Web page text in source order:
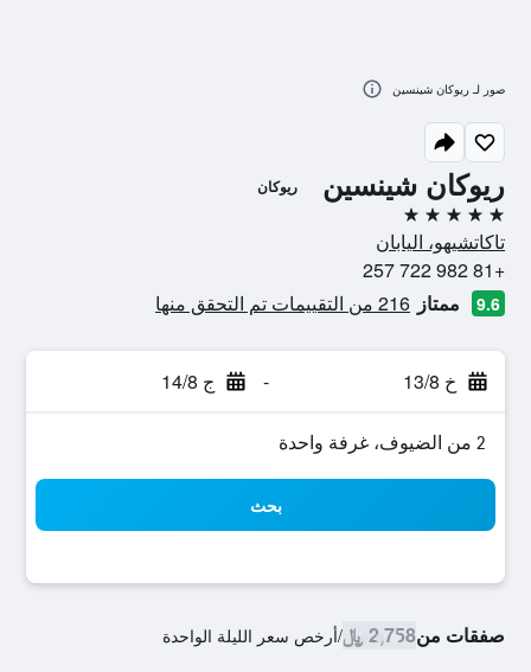
ريوكان شينسين ريوكان
5 نجوم
تاكاتشيهو، اليابان
+81 982 722 257
9.6 ممتاز 216 من التقييمات تم التحقق منها
خ 13/8 - ج 14/8
2 من الضيوف، غرفة واحدة
بحث
صفقات من2,758 ﷼ /أرخص سعر الليلة الواحدة
صور لـ ريوكان شينسين